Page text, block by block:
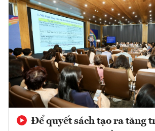
Để quyết sách tạo ra tăng